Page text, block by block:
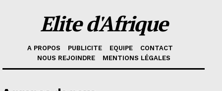
Elite d'Afrique
A PROPOS PUBLICITE EQUIPE
CONTACT
NOUS REJOINDRE
MENTIONS LÉGALES